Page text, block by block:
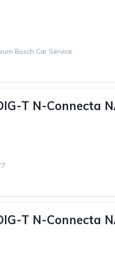
Bosch Car Service
T N-Connecta
T N-Connecta